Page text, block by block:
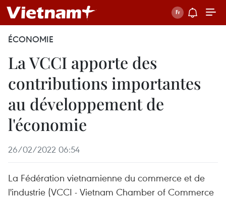
ÉCONOMIE
La VCCI apporte des
contributions importantes
au développement de
l'économie
26/02/2022 06:54
La Fédération vietnamienne du commerce et de
l'industrie (VCCI - Vietnam Chamber of Commerce